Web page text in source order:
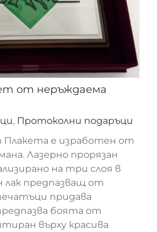
от неръждаема стомана
от неръждаема
, Протоколни подаръци
Плакета е изработен от
Лазерно прорязан
на три слоя в
предпазващ от
придава
боята от
върху красива